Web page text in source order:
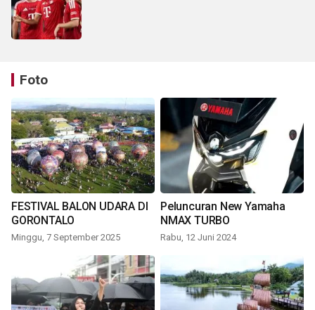
Foto
FESTIVAL BALON UDARA DI
GORONTALO
Minggu, 7 September 2025
Peluncuran New Yamaha
NMAX TURBO
Rabu, 12 Juni 2024